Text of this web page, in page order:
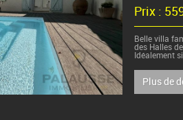
Prix :
Belle villa
des Halles
Idéalement
Plus de